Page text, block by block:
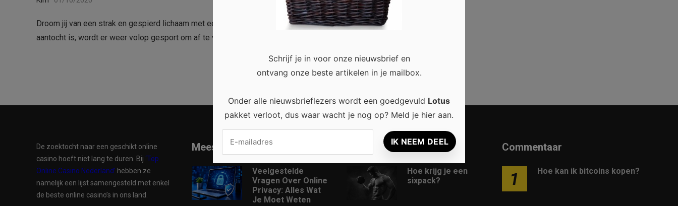
Droom jij van een strak en gespierd lichaam met een stoere sixpack? Je bent niet de enige! Zeker wanneer de zomer in
aantocht is, wordt er weer volop gesport om af te vallen en spieren te kweken. Maar wat zijn …
De zoektocht naar een geschikt online
casino hoeft niet lang te duren. Bij ‘Top
Online Casino Nederland’ hebben ze
namelijk een lijst samengesteld met enkel
de beste online casino’s in ons land.
Meest recent
Veelgestelde
Vragen Over Online
Privacy: Alles Wat
Je Moet Weten
Populair
Hoe krijg je een
sixpack?
Commentaar
1 Hoe kan ik bitcoins kopen?
Schrijf je in voor onze nieuwsbrief en
ontvang onze beste artikelen in je mailbox.
Onder alle nieuwsbrieflezers wordt een goedgevuld Lotus
pakket verloot, dus waar wacht je nog op? Meld je hier aan.